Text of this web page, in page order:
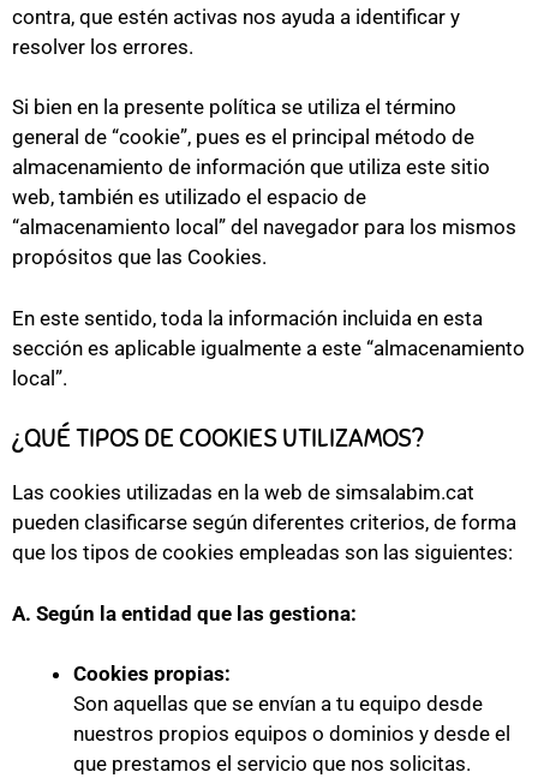
contra, que estén activas nos ayuda a identificar y
resolver los errores.
Si bien en la presente política se utiliza el término
general de “cookie”, pues es el principal método de
almacenamiento de información que utiliza este sitio
web, también es utilizado el espacio de
“almacenamiento local” del navegador para los mismos
propósitos que las Cookies.
En este sentido, toda la información incluida en esta
sección es aplicable igualmente a este “almacenamiento
local”.
¿QUÉ TIPOS DE COOKIES UTILIZAMOS?
Las cookies utilizadas en la web de simsalabim.cat
pueden clasificarse según diferentes criterios, de forma
que los tipos de cookies empleadas son las siguientes:
A. Según la entidad que las gestiona:
Cookies propias:
Son aquellas que se envían a tu equipo desde
nuestros propios equipos o dominios y desde el
que prestamos el servicio que nos solicitas.